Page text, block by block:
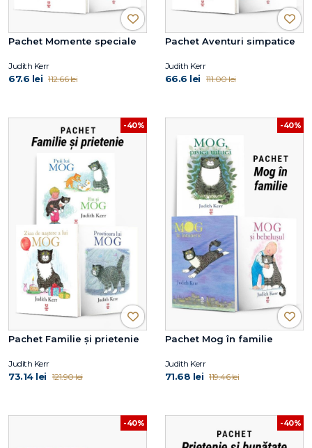
Pachet Momente speciale
Judith Kerr
67.6 lei 112.66 lei
Pachet Aventuri simpatice
Judith Kerr
66.6 lei 111.00 lei
-40%
Pachet Familie și prietenie
Judith Kerr
73.14 lei 121.90 lei
-40%
Pachet Mog în familie
Judith Kerr
71.68 lei 119.46 lei
-40% -40%